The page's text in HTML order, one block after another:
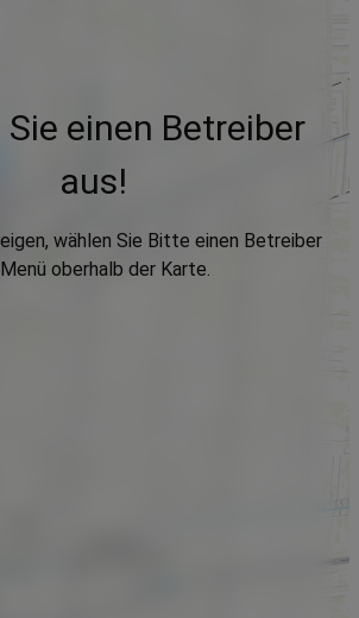
einen Betreiber
aus!
wählen Sie Bitte einen Betreiber
oberhalb der Karte.